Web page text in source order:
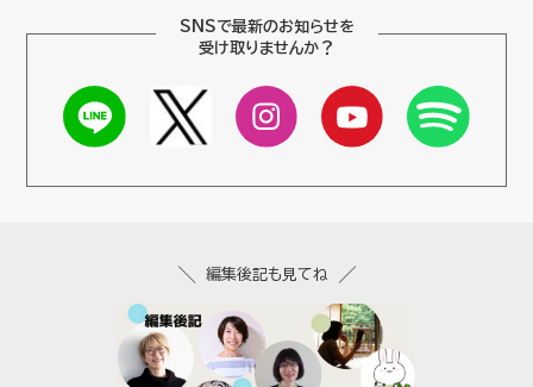
SNSで最新のお知らせを
受け取りませんか？
編集後記も見てね